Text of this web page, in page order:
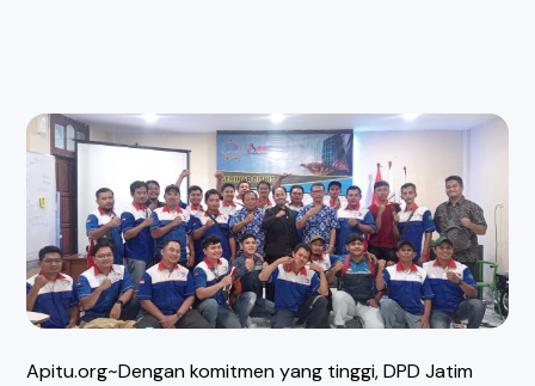
Apitu.org~Dengan komitmen yang tinggi, DPD Jatim